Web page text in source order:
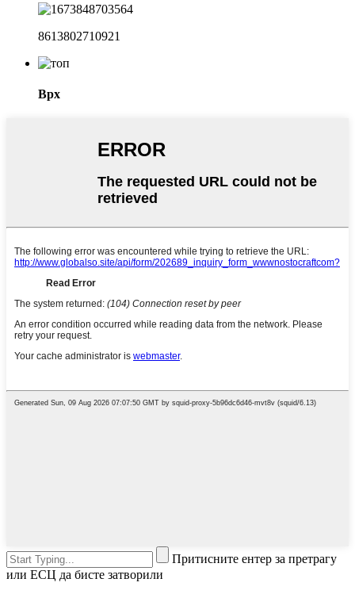
8613802710921
Врх
Притисните ентер за претрагу
или ЕСЦ да бисте затворили